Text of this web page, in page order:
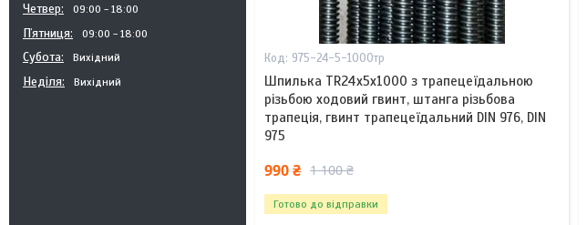
Четвер 09:00 18:00
Пʼятниця 09:00 18:00
Субота Вихідний
Неділя Вихідний
975-24-5-1000тр
Шпилька TR24x5х1000 з трапецеїдальною
різьбою ходовий гвинт, штанга різьбова
трапеція, гвинт трапецеїдальний DIN 976, DIN
975
990 ₴ 1 100 ₴
Готово до відправки